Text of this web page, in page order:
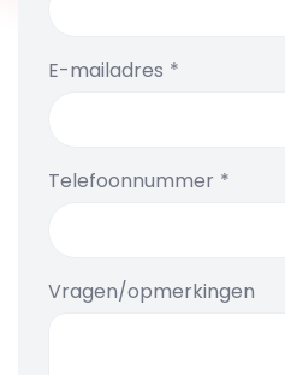
E-mailadres
Telefoonnummer
Vragen/opmerkingen